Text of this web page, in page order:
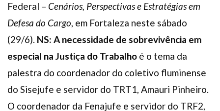
Federal – Cenários, Perspectivas e Estratégias em
Defesa do Cargo, em Fortaleza neste sábado
(29/6). NS: A necessidade de sobrevivência em
especial na Justiça do Trabalho é o tema da
palestra do coordenador do coletivo fluminense
do Sisejufe e servidor do TRT1, Amauri Pinheiro.
O coordenador da Fenajufe e servidor do TRF2,